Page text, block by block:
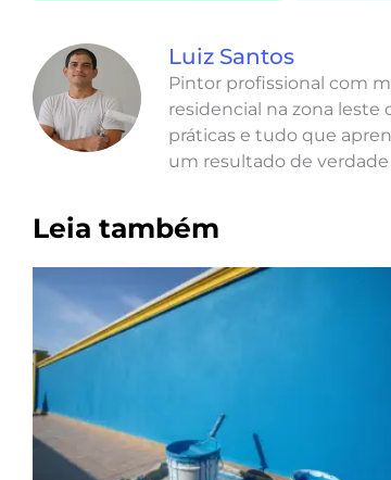
Luiz Santos
Pintor profissional com
residencial na zona leste
práticas e tudo que
um resultado de verdade
Leia também